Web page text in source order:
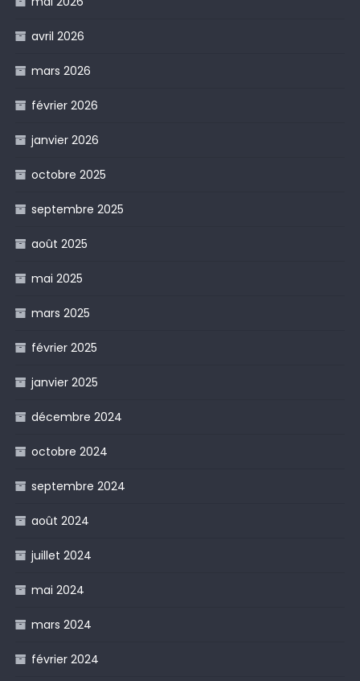
avril 2026
mars 2026
février 2026
janvier 2026
octobre 2025
septembre 2025
août 2025
mai 2025
mars 2025
février 2025
janvier 2025
décembre 2024
octobre 2024
septembre 2024
août 2024
juillet 2024
mai 2024
mars 2024
février 2024